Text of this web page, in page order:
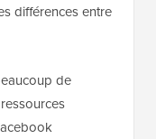
différences entre
de